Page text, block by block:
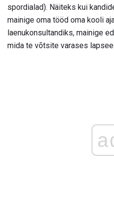
spordialad). Näiteks kui
mainige oma tööd oma kooli
laenukonsultandiks, mainige
mida te võtsite varases